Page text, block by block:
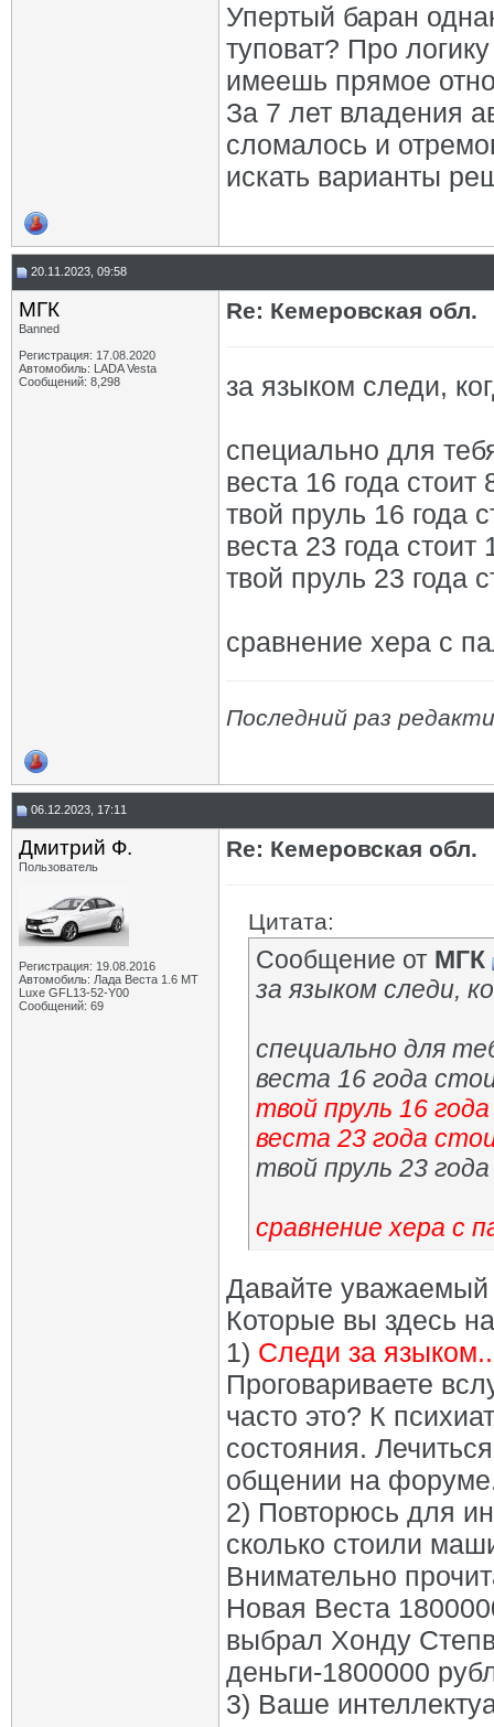
Упертый баран
туповат? Про
имеешь прямое
За 7 лет владения
сломалось и
искать варианты
20.11.2023, 09:58
МГК
Banned
Регистрация: 17.08.2020
Автомобиль: LADA Vesta
Сообщений: 8,298
Re: Кемеровская обл.
за языком следи,
специально для
веста 16 года стоит
твой пруль 16 года
веста 23 года стоит
твой пруль 23 года
сравнение хера с
Последний раз
06.12.2023, 17:11
Дмитрий Ф.
Пользователь
Регистрация: 19.08.2016
Автомобиль: Лада Веста 1.6 MT
Luxe GFL13-52-Y00
Сообщений: 69
Re: Кемеровская обл.
Цитата:
Сообщение от МГК
за языком следи,
специально для
веста 16 года
твой пруль 16
веста 23 года
твой пруль 23
сравнение хера с
Давайте
Которые вы здесь
1) Следи за
Проговариваете
часто это? К
состояния.
общении на
2) Повторюсь для
сколько стоили
Внимательно
Новая Веста
выбрал Хонду
деньги-1800000
3) Ваше